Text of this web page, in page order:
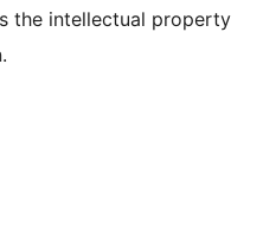
the intellectual property